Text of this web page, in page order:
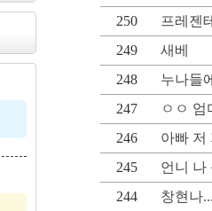
250
프레젠
249
새베
248
누나들
247
ㅇㅇ 엄
246
아빠 저
245
언니 나
244
창현나